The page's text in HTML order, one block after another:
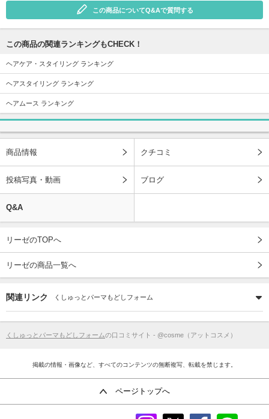
この商品についてQ&Aで質問する
この商品の関連ランキングもCHECK！
ヘアケア・スタイリング ランキング
ヘアスタイリング ランキング
ヘアムース ランキング
商品情報 クチコミ
投稿写真・動画 ブログ
Q&A
リーゼのTOPへ
リーゼの商品一覧へ
関連リンク くしゅっとパーマもどしフォーム
くしゅっとパーマもどしフォームの口コミサイト - @cosme（アットコスメ）
掲載の情報・画像など、すべてのコンテンツの無断複写、転載を禁じます。
ページトップへ